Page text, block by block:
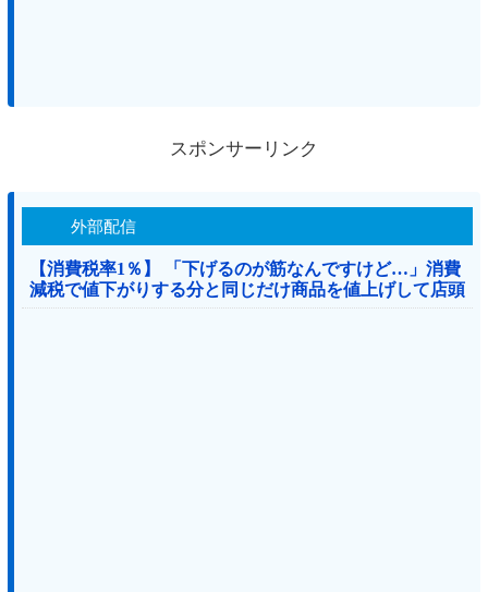
スポンサーリンク
外部配信
【消費税率1％】 「下げるのが筋なんですけど…」消費
減税で値下がりする分と同じだけ商品を値上げして店頭
価格を変えない店も